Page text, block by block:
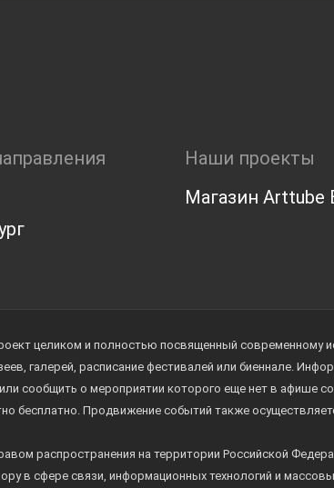
Наши проекты
Магазин Arttube
целиком и полностью посвященный современному
галерей, расписание фестивалей или биеннале.
сообщить о мероприятии которого еще нет в афише
бесплатно. Продвижение событий также
распространения на территории Российской
в сфере связи, информационных технологий и